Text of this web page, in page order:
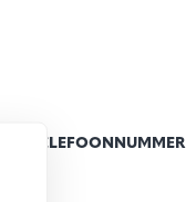
TELEFOONNUMMER